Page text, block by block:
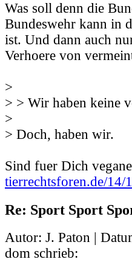
Was soll denn die
Bundeswehr kann in
ist. Und dann auch
Verhoere von
>
> > Wir haben keine
>
> Doch, haben wir.
Sind fuer Dich
tierrechtsforen.de/14/
Re: Sport Sport
Autor: J. Paton |
dom schrieb: